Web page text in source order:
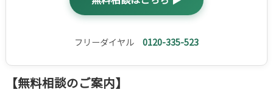
フリーダイヤル 0120-335-523
【無料相談のご案内】